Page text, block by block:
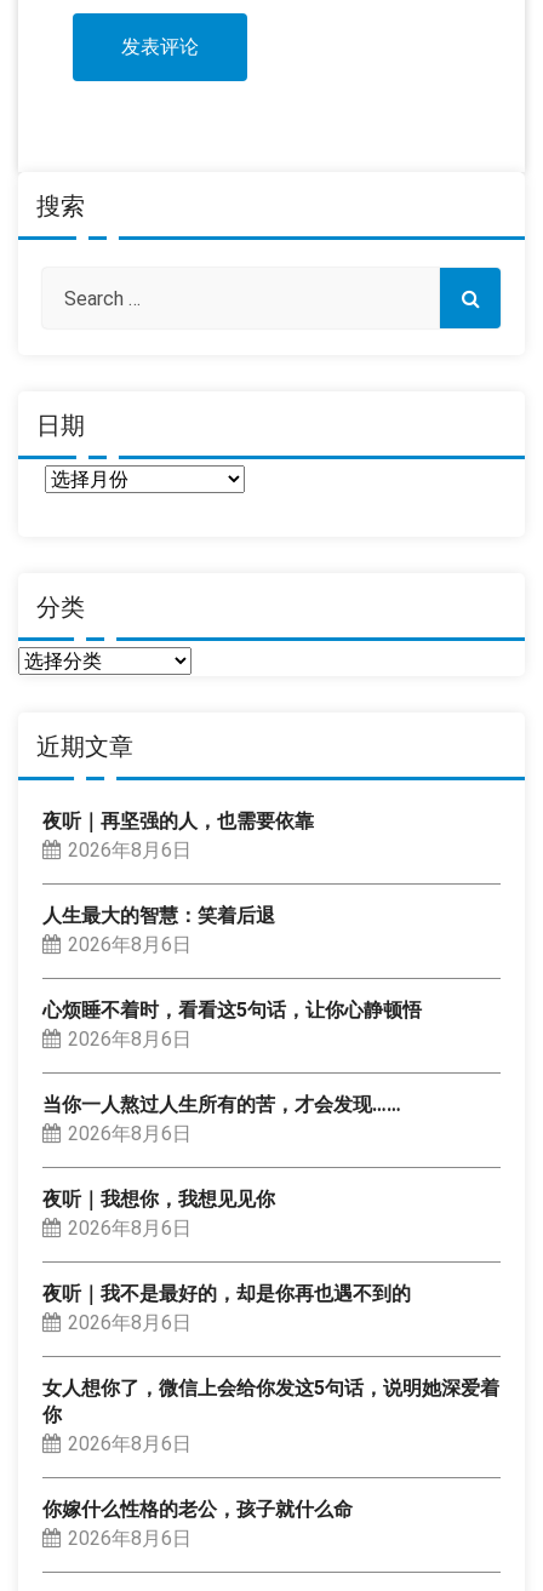
搜索
日期
分类
分
近期文章
夜听｜再坚强的人，也需要依靠
2026年8月6日
人生最大的智慧：笑着后退
2026年8月6日
心烦睡不着时，看看这5句话，让你心静顿悟
2026年8月6日
当你一人熬过人生所有的苦，才会发现……
2026年8月6日
夜听｜我想你，我想见见你
2026年8月6日
夜听｜我不是最好的，却是你再也遇不到的
2026年8月6日
女人想你了，微信上会给你发这5句话，说明她深爱着
你
2026年8月6日
你嫁什么性格的老公，孩子就什么命
2026年8月6日